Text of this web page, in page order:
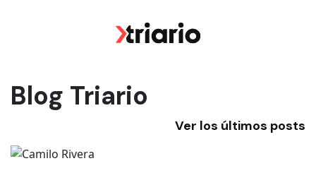
Blog Triario
Ver los últimos posts